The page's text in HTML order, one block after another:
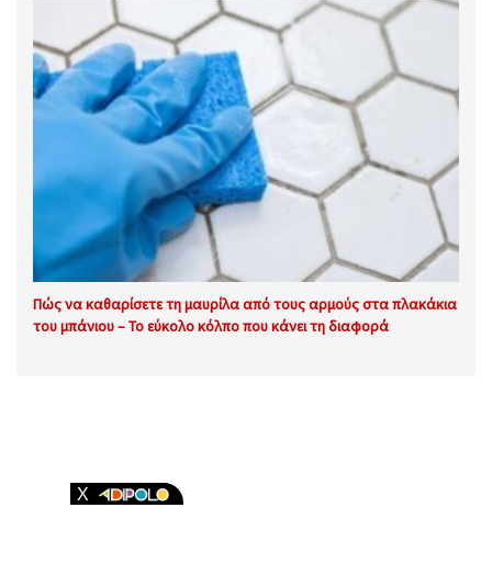
Πώς να καθαρίσετε τη μαυρίλα από τους αρμούς στα πλακάκια
του μπάνιου – Το εύκολο κόλπο που κάνει τη διαφορά